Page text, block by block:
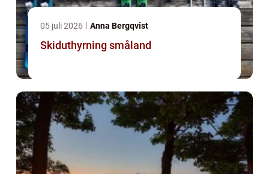
05 juli 2026 Anna Bergqvist
Skiduthyrning småland